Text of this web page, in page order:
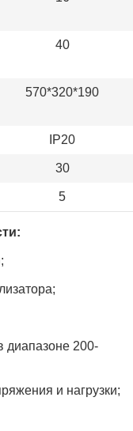
40
570*320*190
IP20
30
5
диапазоне 200-
и нагрузки;